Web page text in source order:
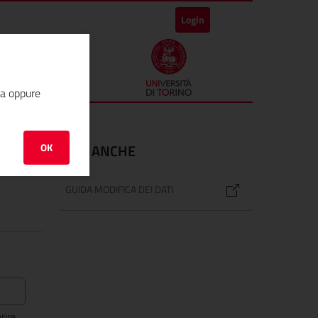
Login
oppure
OK VEDI ANCHE
GUIDA MODIFICA DEI DATI